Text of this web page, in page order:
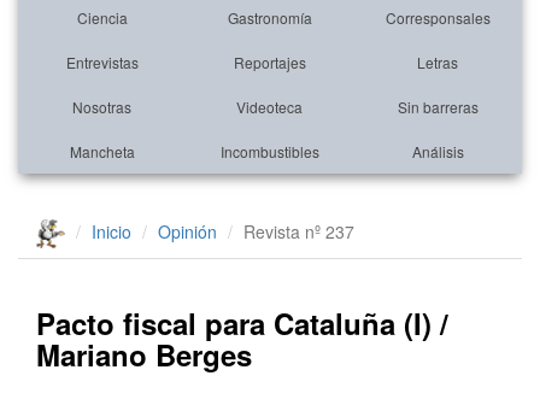
Ciencia Gastronomía Corresponsales
Entrevistas Reportajes Letras
Nosotras Videoteca Sin barreras
Mancheta Incombustibles Análisis
Inicio Opinión Revista nº 237
Pacto fiscal para Cataluña (I) /
Mariano Berges